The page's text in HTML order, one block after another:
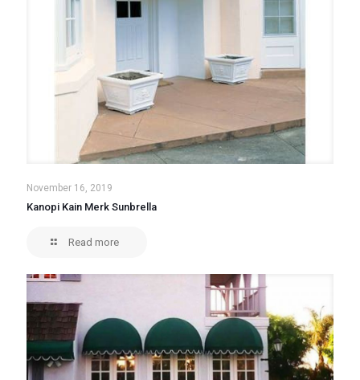
November 16, 2019
Kanopi Kain Merk Sunbrella
Read more